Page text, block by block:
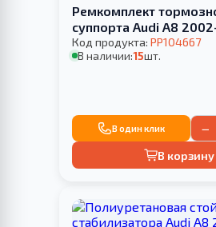
Ремкомплект
суппорта Audi A8
Код продукта: PP104667
В наличии:15шт.
В один клик −
В корзину